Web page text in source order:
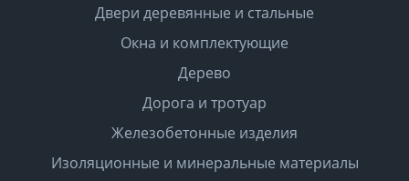
Двери деревянные и стальные
Окна и комплектующие
Дерево
Дорога и тротуар
Железобетонные изделия
Изоляционные и минеральные материалы